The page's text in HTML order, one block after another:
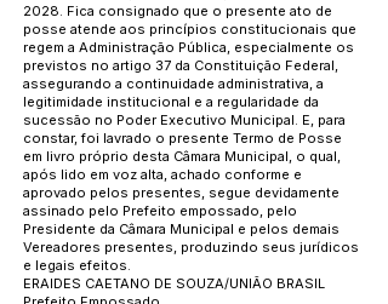
2028. Fica consignado que o presente ato de
posse atende aos princípios constitucionais que
regem a Administração Pública, especialmente os
previstos no artigo 37 da Constituição Federal,
assegurando a continuidade administrativa, a
legitimidade institucional e a regularidade da
sucessão no Poder Executivo Municipal. E, para
constar, foi lavrado o presente Termo de Posse
em livro próprio desta Câmara Municipal, o qual,
após lido em voz alta, achado conforme e
aprovado pelos presentes, segue devidamente
assinado pelo Prefeito empossado, pelo
Presidente da Câmara Municipal e pelos demais
Vereadores presentes, produzindo seus jurídicos
e legais efeitos.
ERAIDES CAETANO DE SOUZA/UNIÃO BRASIL